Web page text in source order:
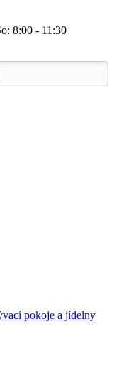
8:00 - 11:30